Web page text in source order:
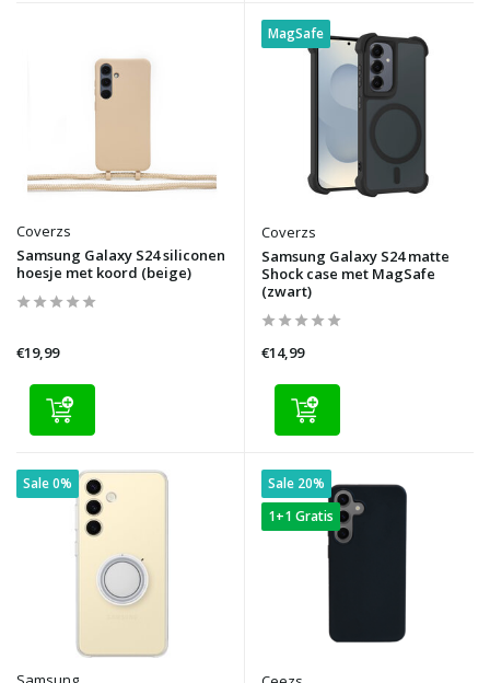
Coverzs
Samsung Galaxy S24 siliconen
hoesje met koord (beige)
€19,99
MagSafe
Coverzs
Samsung Galaxy S24 matte
Shock case met MagSafe
(zwart)
€14,99
Sale 0%
Sale 20%
1+1 Gratis